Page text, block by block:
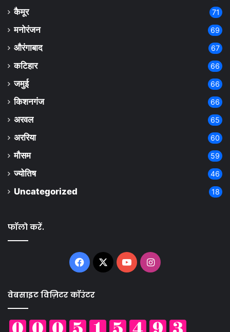
कैमूर 71
मनोरंजन 69
औरंगाबाद 67
कटिहार 66
जमुई 66
किशनगंज 66
अरवल 65
अररिया 60
मौसम 59
ज्योतिष 46
Uncategorized 18
फॉलो करें.
Facebook
X YouTubeInstagram
वेबसाइट विज़िटर कॉउंटर